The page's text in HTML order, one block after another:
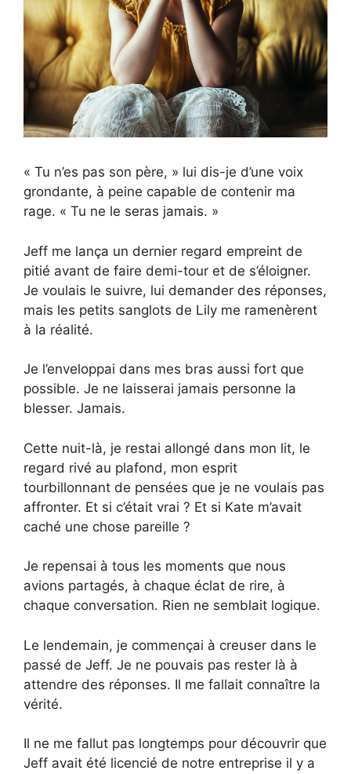
« Tu n’es pas son père, » lui dis-je d’une voix
grondante, à peine capable de contenir ma
rage. « Tu ne le seras jamais. »
Jeff me lança un dernier regard empreint de
pitié avant de faire demi-tour et de s’éloigner.
Je voulais le suivre, lui demander des réponses,
mais les petits sanglots de Lily me ramenèrent
à la réalité.
Je l’enveloppai dans mes bras aussi fort que
possible. Je ne laisserai jamais personne la
blesser. Jamais.
Cette nuit-là, je restai allongé dans mon lit, le
regard rivé au plafond, mon esprit
tourbillonnant de pensées que je ne voulais pas
affronter. Et si c’était vrai ? Et si Kate m’avait
caché une chose pareille ?
Je repensai à tous les moments que nous
avions partagés, à chaque éclat de rire, à
chaque conversation. Rien ne semblait logique.
Le lendemain, je commençai à creuser dans le
passé de Jeff. Je ne pouvais pas rester là à
attendre des réponses. Il me fallait connaître la
vérité.
Il ne me fallut pas longtemps pour découvrir que
Jeff avait été licencié de notre entreprise il y a